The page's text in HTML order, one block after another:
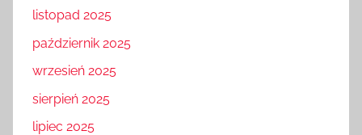
listopad 2025
październik 2025
wrzesień 2025
sierpień 2025
lipiec 2025